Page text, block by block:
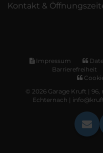
Kontakt &
Impressum
Barrierefreiheit
© 2026 Garage Kruft |
Echternach |